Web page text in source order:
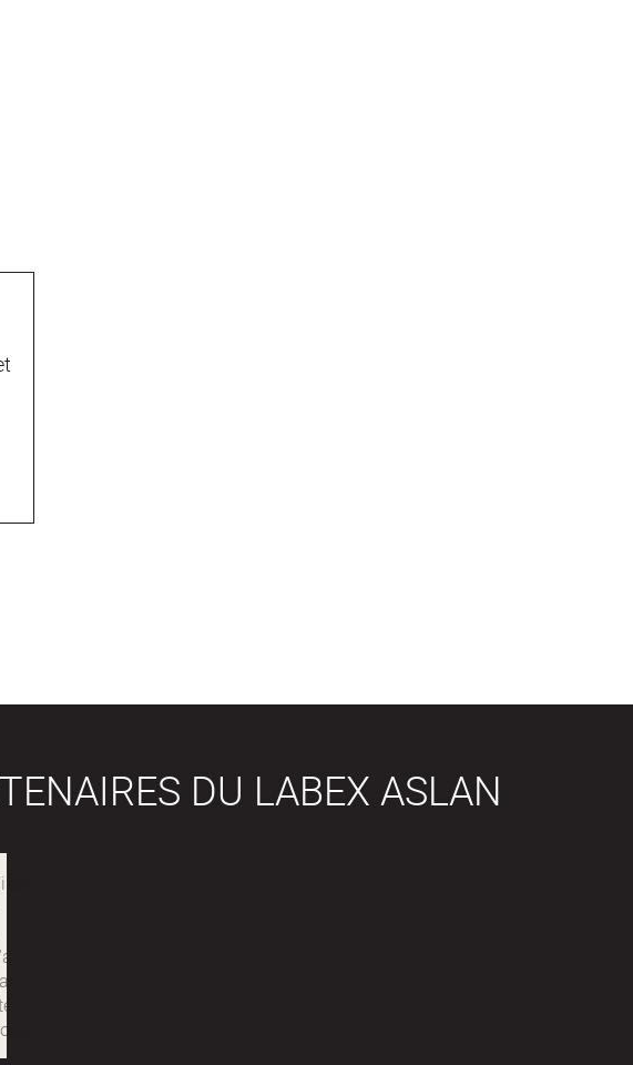
DU LABEX ASLAN